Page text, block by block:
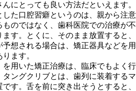
にとっても良い方法だといえます。
した口腔習癖というのは、親から注意
ものではなく、歯科医院での治療が不
す。とくに、そのまま放置すると、
想される場合は、矯正器具などを用
ます。
を用いた矯正治療は、臨床でもよく行
ングクリブとは、歯列に装着するマ
す。舌を前に突き出そうとすると、